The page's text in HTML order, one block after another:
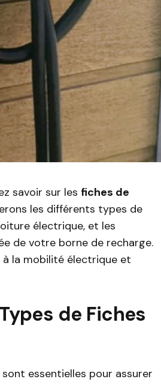
savoir sur les fiches de
les différents types de
électrique, et les
de votre borne de recharge.
la mobilité électrique et
de Fiches
essentielles pour assurer